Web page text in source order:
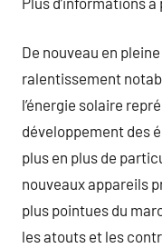
De nouveau en
ralentissement
l’énergie solaire
développement des
plus en plus de
nouveaux appareils
plus pointues du
les atouts et les